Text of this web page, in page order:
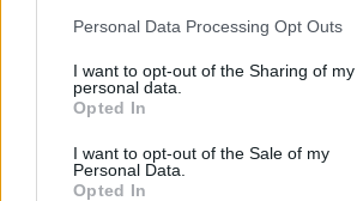
Please note that this website/app uses
not limited to your visit or usage
grant or deny consent to Google and its
use your data for below specified
consent section.
Personal Data Processing Opt Outs
I want to opt-out of the Sharing of my
personal data.
Opted In
I want to opt-out of the Sale of my
Personal Data.
Opted In
rendelkeznünk.”